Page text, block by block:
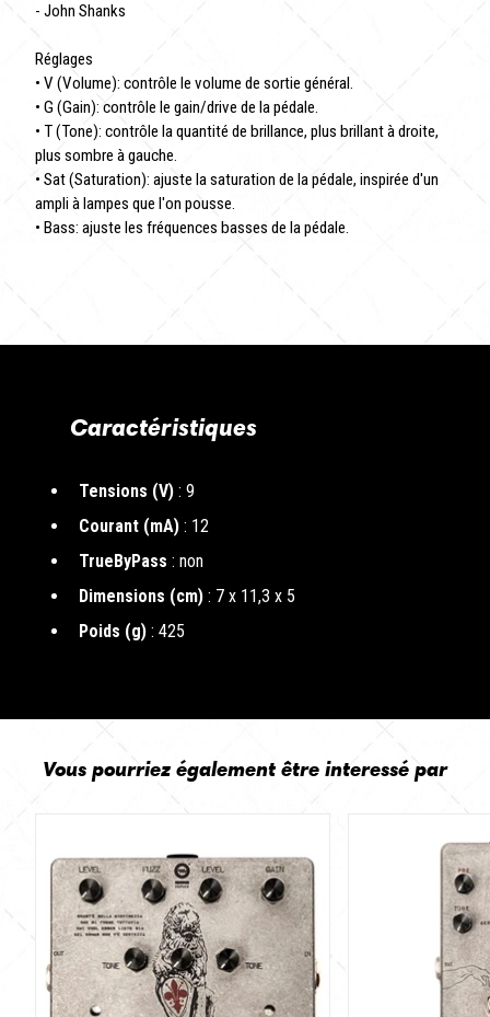
- John Shanks
Réglages
• V (Volume): contrôle le volume de sortie général.
• G (Gain): contrôle le gain/drive de la pédale.
• T (Tone): contrôle la quantité de brillance, plus brillant à droite,
plus sombre à gauche.
• Sat (Saturation): ajuste la saturation de la pédale, inspirée d'un
ampli à lampes que l'on pousse.
• Bass: ajuste les fréquences basses de la pédale.
Caractéristiques
Tensions (V) : 9
Courant (mA) : 12
TrueByPass : non
Dimensions (cm) : 7 x 11,3 x 5
Poids (g) : 425
Vous pourriez également être interessé par